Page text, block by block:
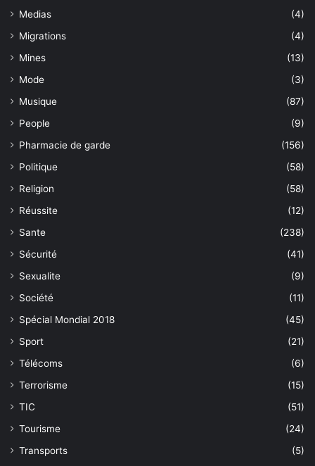
Medias
(4)
Migrations
(4)
Mines
(13)
Mode
(3)
Musique
(87)
People
(9)
Pharmacie de garde
(156)
Politique
(58)
Religion
(58)
Réussite
(12)
Sante
(238)
Sécurité
(41)
Sexualite
(9)
Société
(11)
Spécial Mondial 2018
(45)
Sport
(21)
Télécoms
(6)
Terrorisme
(15)
TIC
(51)
Tourisme
(24)
Transports
(5)